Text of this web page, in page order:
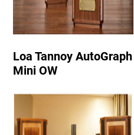
Loa Tannoy AutoGraph
Mini OW